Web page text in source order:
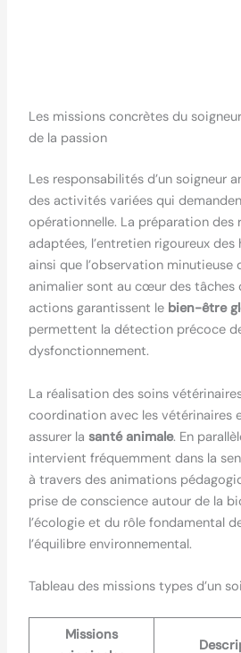
Les missions concrètes du
de la passion
Les responsabilités d’un soigneur
des activités variées qui
opérationnelle. La préparation des
adaptées, l’entretien rigoureux
ainsi que l’observation
animalier sont au cœur des tâches
actions garantissent le bien-être
permettent la détection précoce
dysfonctionnement.
La réalisation des soins
coordination avec les vétérinaires
assurer la santé animale. En
intervient fréquemment dans la
à travers des animations
prise de conscience autour de la
l’écologie et du rôle fondamental
l’équilibre environnemental.
Tableau des missions types d’un
Missions